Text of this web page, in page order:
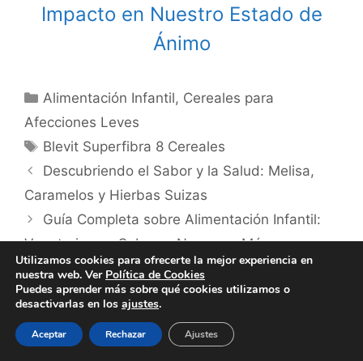
Impacto en Nuestro Estado de
Ánimo
Categories
Alimentación Infantil, Cereales para
Afecciones Leves
Tags
Blevit Superfibra 8 Cereales
Post
navigation
Descubriendo el Sabor y la Salud: Melisa,
Caramelos y Hierbas Suizas
Guía Completa sobre Alimentación Infantil:
Vegetarianos, Sabores Nuevos y Más
Biografía de la Autora
Utilizamos cookies para ofrecerte la mejor experiencia en
nuestra web. Ver Política de Cookies
Puedes aprender más sobre qué cookies utilizamos o
desactivarlas en los ajustes.
Aceptar Rechazar Ajustes